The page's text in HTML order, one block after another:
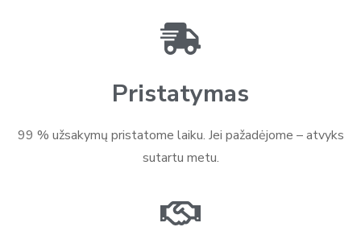
Pristatymas
99 % užsakymų pristatome laiku. Jei pažadėjome – atvyks
sutartu metu.